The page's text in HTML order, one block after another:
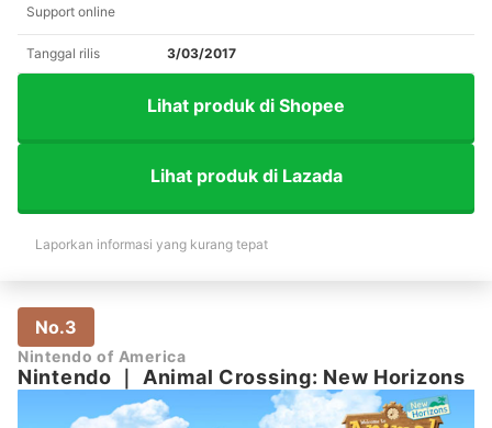
Support online
Tanggal rilis 3/03/2017
Lihat produk di Shopee
Lihat produk di Lazada
Laporkan informasi yang kurang tepat
No.3
Nintendo of America
Nintendo ｜ Animal Crossing: New Horizons